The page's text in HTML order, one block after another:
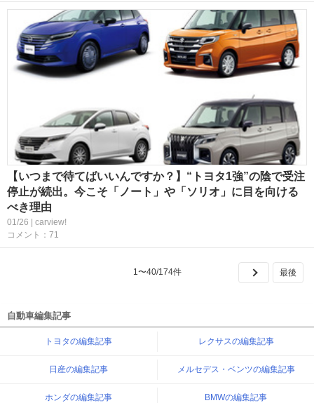
【いつまで待てばいいんですか？】“トヨタ1強”の陰で受注
停止が続出。今こそ「ノート」や「ソリオ」に目を向ける
べき理由
01/26 | carview!
コメント：71
1〜40/174件
自動車編集記事
トヨタの編集記事 レクサスの編集記事
日産の編集記事 メルセデス・ベンツの編集記事
ホンダの編集記事 BMWの編集記事